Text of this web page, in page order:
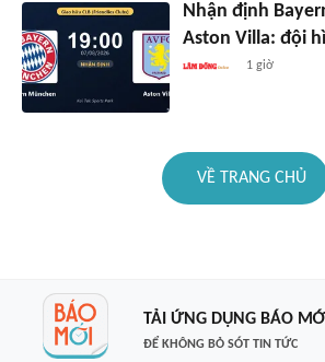
Nhận định
Aston Villa: đội
1 giờ
VỀ TRANG CHỦ
TẢI ỨNG DỤNG BÁO MỚI
ĐỂ KHÔNG BỎ SÓT TIN TỨC